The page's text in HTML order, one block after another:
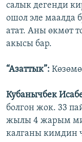
салык дегенди
ошол эле маалда
атат. Аны өкмөт
акысы бар.
“Азаттык”:
Кубанычбек
болгон жок. 33
жылы 4 жарым
калганы кимдин